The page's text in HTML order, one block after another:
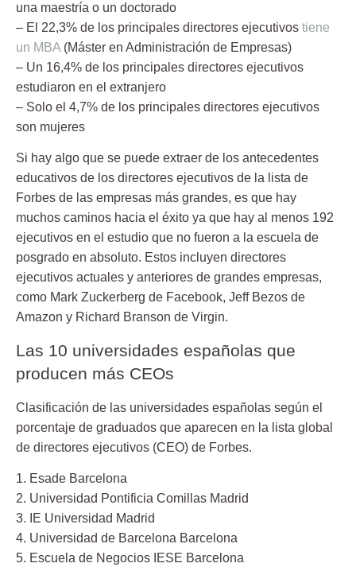
una maestría o un doctorado
– El 22,3% de los principales directores ejecutivos tiene
un MBA (Máster en Administración de Empresas)
– Un 16,4% de los principales directores ejecutivos
estudiaron en el extranjero
– Solo el 4,7% de los principales directores ejecutivos
son mujeres
Si hay algo que se puede extraer de los antecedentes
educativos de los directores ejecutivos de la lista de
Forbes de las empresas más grandes, es que hay
muchos caminos hacia el éxito ya que hay al menos 192
ejecutivos en el estudio que no fueron a la escuela de
posgrado en absoluto. Estos incluyen directores
ejecutivos actuales y anteriores de grandes empresas,
como Mark Zuckerberg de Facebook, Jeff Bezos de
Amazon y Richard Branson de Virgin.
Las 10 universidades españolas que
producen más CEOs
Clasificación de las universidades españolas según el
porcentaje de graduados que aparecen en la lista global
de directores ejecutivos (CEO) de Forbes.
1. Esade Barcelona
2. Universidad Pontificia Comillas Madrid
3. IE Universidad Madrid
4. Universidad de Barcelona Barcelona
5. Escuela de Negocios IESE Barcelona